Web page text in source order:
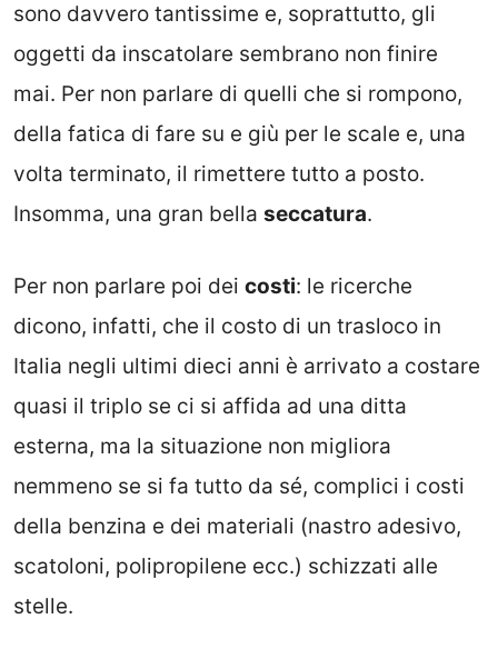
sono davvero tantissime e, soprattutto, gli
oggetti da inscatolare sembrano non finire
mai. Per non parlare di quelli che si rompono,
della fatica di fare su e giù per le scale e, una
volta terminato, il rimettere tutto a posto.
Insomma, una gran bella seccatura.
Per non parlare poi dei costi: le ricerche
dicono, infatti, che il costo di un trasloco in
Italia negli ultimi dieci anni è arrivato a costare
quasi il triplo se ci si affida ad una ditta
esterna, ma la situazione non migliora
nemmeno se si fa tutto da sé, complici i costi
della benzina e dei materiali (nastro adesivo,
scatoloni, polipropilene ecc.) schizzati alle
stelle.